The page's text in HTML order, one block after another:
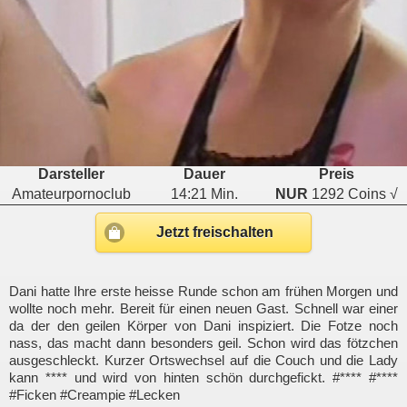
Darsteller Dauer
Preis
Amateurpornoclub
14:21 Min. NUR 1292 Coins √
Jetzt freischalten
Dani hatte Ihre erste heisse Runde schon am frühen Morgen und
wollte noch mehr. Bereit für einen neuen Gast. Schnell war einer
da der den geilen Körper von Dani inspiziert. Die Fotze noch
nass, das macht dann besonders geil. Schon wird das fötzchen
ausgeschleckt. Kurzer Ortswechsel auf die Couch und die Lady
kann **** und wird von hinten schön durchgefickt. #**** #****
#Ficken #Creampie #Lecken